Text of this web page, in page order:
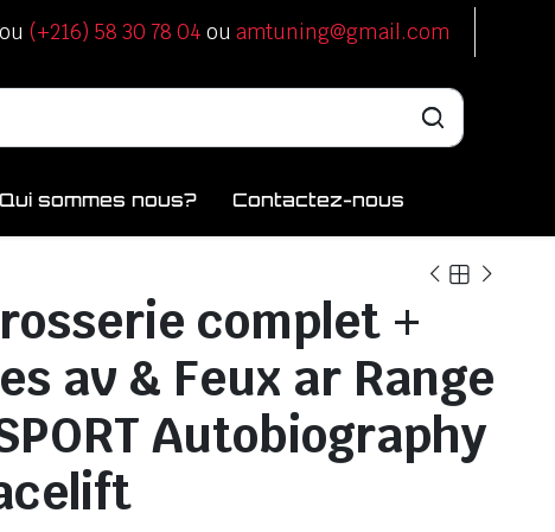
ou (+216) 58 30 78 04 ou amtuning@gmail.com
Qui sommes nous? Contactez-nous
complet +
av & Feux ar Range
Autobiography